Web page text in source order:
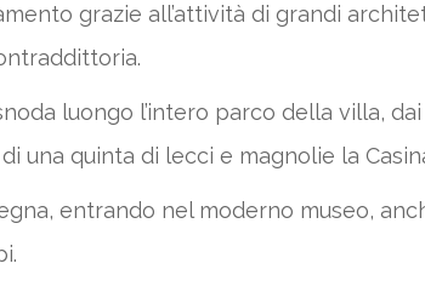
grazie all’attività di grandi
luongo l’intero parco della villa,
una quinta di lecci e magnolie la
entrando nel moderno museo,